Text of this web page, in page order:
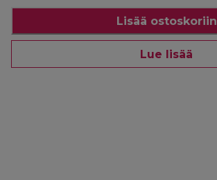
Lisää ostoskoriin
Lue lisää